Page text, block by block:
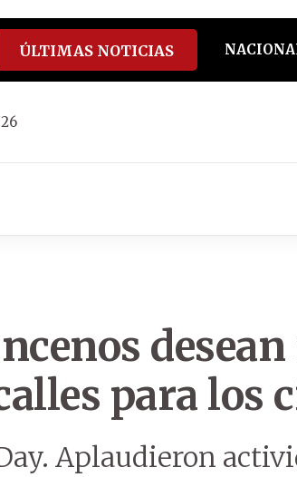
tiktokyoutube
spotify
ÚLTIMAS NOTICIAS
para los
Aplaudieron